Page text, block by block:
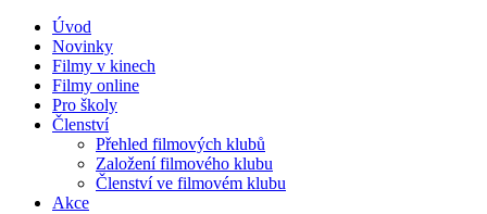
Úvod
Novinky
Filmy v kinech
Filmy online
Pro školy
Členství
Přehled filmových klubů
Založení filmového klubu
Členství ve filmovém klubu
Akce